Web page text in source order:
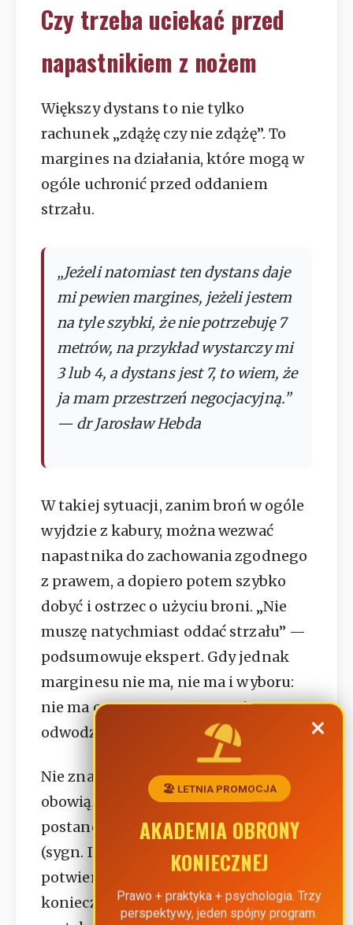
Czy trzeba uciekać przed
napastnikiem z nożem
Większy dystans to nie tylko
rachunek „zdążę czy nie zdążę”. To
margines na działania, które mogą w
ogóle uchronić przed oddaniem
strzału.
„Jeżeli natomiast ten dystans daje
mi pewien margines, jeżeli jestem
na tyle szybki, że nie potrzebuję 7
metrów, na przykład wystarczy mi
3 lub 4, a dystans jest 7, to wiem, że
ja mam przestrzeń negocjacyjną.”
— dr Jarosław Hebda
W takiej sytuacji, zanim broń w ogóle
wyjdzie z kabury, można wezwać
napastnika do zachowania zgodnego
z prawem, a dopiero potem szybko
dobyć i ostrzec o użyciu broni. „Nie
muszę natychmiast oddać strzału” —
podsumowuje ekspert. Gdy jednak
marginesu nie ma, nie ma i wyboru:
nie ma czasu na rozmowę ani na
odwodzenie napastnika od ataku.
Nie znaczy to, że napadnięty ma
obowiązek uciekać. Przeciwnie — w
postanowieniu z 27 kwietnia 2017 r.
(sygn. IV KK 116/17) Sąd Najwyższy
potwierdził, że „prawo do obrony
koniecznej przysługuje
🏖️ LETNIA PROMOCJA
AKADEMIA OBRONY
KONIECZNEJ
Prawo + praktyka + psychologia. Trzy
perspektywy, jeden spójny program.